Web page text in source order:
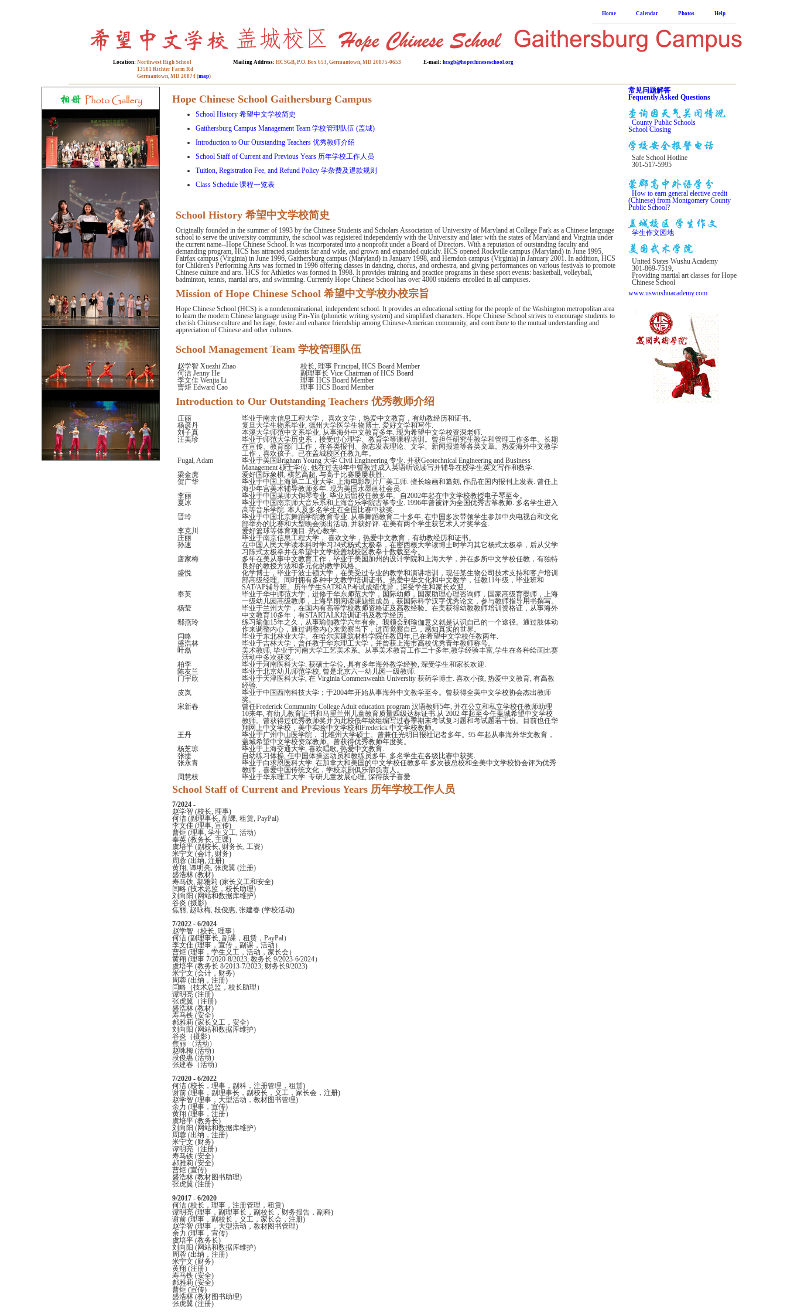
Home Calendar Photos Help
Location: Northwest High School
13501 Richter Farm Rd
Germantown, MD 20874 (map)
Mailing Address: HCSGB, P.O. Box 653, Germantown, MD 20875-0653 E-mail: hcsgb@hopechineseschool.org
Hope Chinese School Gaithersburg Campus
School History 希望中文学校简史
Gaithersburg Campus Management Team 学校管理队伍 (盖城)
Introduction to Our Outstanding Teachers 优秀教师介绍
School Staff of Current and Previous Years 历年学校工作人员
Tuition, Registration Fee, and Refund Policy 学杂费及退款规则
Class Schedule 课程一览表
School History 希望中文学校简史
Originally founded in the summer of 1993 by the Chinese Students and Scholars Association of University of Maryland at College Park as a Chinese language
school to serve the university community, the school was registered independently with the University and later with the states of Maryland and Virginia under
the current name--Hope Chinese School. It was incorporated into a nonprofit under a Board of Directors. With a reputation of outstanding faculty and
demanding program, HCS has attracted students far and wide, and grown and expanded quickly. HCS opened Rockville campus (Maryland) in June 1995,
Fairfax campus (Virginia) in June 1996, Gaithersburg campus (Maryland) in January 1998, and Herndon campus (Virginia) in January 2001. In addition, HCS
for Children's Performing Arts was formed in 1996 offering classes in dancing, chorus, and orchestra, and giving performances on various festivals to promote
Chinese culture and arts. HCS for Athletics was formed in 1998. It provides training and practice programs in these sport events: basketball, volleyball,
badminton, tennis, martial arts, and swimming. Currently Hope Chinese School has over 4000 students enrolled in all campuses.
Mission of Hope Chinese School 希望中文学校办校宗旨
Hope Chinese School (HCS) is a nondenominational, independent school. It provides an educational setting for the people of the Washington metropolitan area
to learn the modern Chinese language using Pin-Yin (phonetic writing system) and simplified characters. Hope Chinese School strives to encourage students to
cherish Chinese culture and heritage, foster and enhance friendship among Chinese-American community, and contribute to the mutual understanding and
appreciation of Chinese and other cultures.
School Management Team 学校管理队伍
赵学智 Xuezhi Zhao
校长, 理事 Principal, HCS Board Member
何洁 Jenny He
副理事长 Vice Chairman of HCS Board
李文佳 Wenjia Li
理事 HCS Board Member
曹炬 Edward Cao
理事 HCS Board Member
Introduction to Our Outstanding Teachers 优秀教师介绍
庄丽
毕业于南京信息工程大学， 喜欢文学，热爱中文教育，有幼教经历和证书。
杨彦丹
复旦大学生物系毕业, 德州大学医学生物博士. 爱好文学和写作.
刘子真
本溪大学师范中文系毕业, 从事海外中文教育多年. 现为希望中文学校资深老师.
汪美珍
毕业于师范大学历史系，接受过心理学、教育学等课程培训。曾担任研究生教学和管理工作多年。长期
在宣传、教育部门工作，在各类报刊、杂志发表理论、文学、新闻报道等各类文章。热爱海外中文教学
工作，喜欢孩子。已在盖城校区任教九年。
Fugal, Adam
毕业于美国Brigham Young 大学 Civil Engineering 专业. 并获Geotechnical Engineering and Business
Management 硕士学位. 他在过去8年中曾教过成人英语听说读写并辅导在校学生英文写作和数学.
梁金虎
爱好国际象棋, 棋艺高超, 与高手比赛屡屡获胜.
贺广华
毕业于中国上海第二工业大学. 上海电影制片厂美工师. 擅长绘画和纂刻, 作品在国内报刊上发表. 曾任上
海少年宫美术辅导教师多年. 现为美国水墨画社会员.
李丽
毕业于中国某师大钢琴专业. 毕业后留校任教多年。自2002年起在中文学校教授电子琴至今。
夏冰
毕业于中国南京师大音乐系和上海音乐学院古筝专业. 1996年曾被评为全国优秀古筝教师. 多名学生进入
高等音乐学院. 本人及多名学生在全国比赛中获奖.
晋玲
毕业于中国北京舞蹈学院教育专业. 从事舞蹈教育二十多年. 在中国多次带领学生参加中央电视台和文化
部举办的比赛和大型晚会演出活动, 并获好评. 在美有两个学生获艺术人才奖学金.
李克川
爱好篮球等体育项目. 热心教学.
庄丽
毕业于南京信息工程大学， 喜欢文学，热爱中文教育，有幼教经历和证书。
孙速
在中国人民大学读本科时学习24式杨式太极拳，在密西根大学读博士时学习其它杨式太极拳，后从父学
习陈式太极拳并在希望中文学校盖城校区教拳十数载至今。
唐家梅
多年在美从事中文教育工作，毕业于美国加州的设计学院和上海大学，并在多所中文学校任教，有独特
良好的教授方法和多元化的教学风格。
盛悦
化学博士，毕业于波士顿大学，在美受过专业的教学和演讲培训，现任某生物公司技术支持和客户培训
部高级经理。同时拥有多种中文教学培训证书。热爱中华文化和中文教学，任教11年级，毕业班和
SAT/AP辅导班。历年学生SAT和AP考试成绩优异，深受学生和家长欢迎。
奉英
毕业于华中师范大学，进修于华东师范大学，国际幼师，国家助理心理咨询师，国家高级育婴师，上海
一级幼儿园高级教师，上海早期阅读课题组成员，获国际科学汉字优秀论文，参与教师指导用书撰写。
杨莹
毕业于兰州大学，在国内有高等学校教师资格证及高教经验。在美获得幼教教师培训资格证，从事海外
中文教育10多年，有STARTALK培训证书及教学经历。
郗燕玲
练习瑜伽15年之久，从事瑜伽教学六年有余。我领会到瑜伽意义就是认识自己的一个途径。通过肢体动
作来调整内心，通过调整内心来觉察当下，进而觉察自己，感知真实的世界。
闫略
毕业于东北林业大学。在哈尔滨建筑材料学院任教四年,已在希望中文学校任教两年.
盛浩林
毕业于吉林大学，曾任教于华东理工大学，并曾获上海市高校优秀青年教师称号。
叶磊
美术教师, 毕业于河南大学工艺美术系。从事美术教育工作二十多年,教学经验丰富,学生在各种绘画比赛
活动中多次获奖。
柏李
毕业于河南医科大学. 获硕士学位, 具有多年海外教学经验, 深受学生和家长欢迎.
陈友兰
毕业于北京幼儿师范学校, 曾是北京六一幼儿园一级教师.
门宇欣
毕业于天津医科大学, 在 Virginia Commenwealth University 获药学博士. 喜欢小孩, 热爱中文教育, 有高教
经验.
皮岚
毕业于中国西南科技大学；于2004年开始从事海外中文教学至今。曾获得全美中文学校协会杰出教师
奖。
宋新春
曾任Frederick Community College Adult education program 汉语教师5年, 并在公立和私立学校任教师助理
10来年, 有幼儿教育证书和马里兰州儿童教育质量四级达标证书.从 2002 年起至今任盖城希望中文学校
教师。曾获得过优秀教师奖并为此校低年级组编写过春季期末考试复习题和考试题若干份。目前也任华
翔网上中文学校，美中实验中文学校和Frederick 中文学校教师。
王丹
毕业于广州中山医学院， 北维州大学硕士。曾兼任光明日报社记者多年。95 年起从事海外华文教育，
盖城希望中文学校资深教师。曾获得优秀教师年度奖。
杨芝琼
毕业于上海交通大学, 喜欢唱歌, 热爱中文教育.
张捷
自幼练习体操, 任中国体操运动员和教练员多年. 多名学生在各级比赛中获奖.
张永青
毕业于白求恩医科大学. 在加拿大和美国的中文学校任教多年.多次被总校和全美中文学校协会评为优秀
教师，喜爱中国传统文化，学校京剧俱乐部负责人。
周慧枝
毕业于华东理工大学. 专研儿童发展心理, 深得孩子喜爱.
School Staff of Current and Previous Years 历年学校工作人员
7/2024 -
赵学智 (校长, 理事)
何洁 (副理事长, 副课, 租赁, PayPal)
李文佳 (理事, 宣传)
曹炬 (理事, 学生义工, 活动)
奉英 (教务长, 主课)
虞培平 (副校长, 财务长, 工资)
米宁文 (会计, 财务)
周蓉 (出纳, 注册)
黄翔, 谭明亮, 张虎翼 (注册)
盛浩林 (教材)
寿马铁, 郝雅莉 (家长义工和安全)
闫略 (技术总监，校长助理)
刘向阳 (网站和数据库维护)
谷炎 (摄影)
焦丽, 赵咏梅, 段俊惠, 张建春 (学校活动)
7/2022 - 6/2024
赵学智（校长, 理事）
何洁 (副理事长, 副课，租赁，PayPal）
李文佳 (理事，宣传，副课，活动）
曹炬 (理事，学生义工，活动，家长会）
黄翔 (理事 7/2020-8/2023; 教务长 9/2023-6/2024）
虞培平 (教务长 8/2013-7/2023; 财务长9/2023)
米宁文 (会计，财务)
周蓉 (出纳，注册)
闫略（技术总监，校长助理）
谭明亮 (注册)
张虎翼（注册)
盛浩林 (教材)
寿马铁 (安全)
郝雅莉 (家长义工，安全)
刘向阳 (网站和数据库维护)
谷炎（摄影）
焦丽 （活动）
赵咏梅 (活动）
段俊惠 (活动）
张建春（活动）
7/2020 - 6/2022
何洁 (校长，理事，副科，注册管理，租赁)
谢前 (理事，副理事长，副校长，义工，家长会，注册)
赵学智 (理事，大型活动，教材图书管理)
余力 (理事，宣传)
黄翔 (理事，注册）
虞培平 (教务长)
刘向阳 (网站和数据库维护)
周蓉 (出纳，注册)
米宁文 (财务)
谭明亮（注册）
寿马铁 (安全)
郝雅莉 (安全)
曹炬 (宣传)
盛浩林 (教材图书助理)
张虎翼 (注册)
9/2017 - 6/2020
何洁 (校长，理事，注册管理，租赁)
谭明亮 (理事，副理事长，副校长，财务报告，副科)
谢前 (理事，副校长，义工，家长会，注册)
赵学智 (理事，大型活动，教材图书管理)
余力 (理事，宣传)
虞培平 (教务长)
刘向阳 (网站和数据库维护)
周蓉 (出纳，注册)
米宁文 (财务)
黄翔 (注册）
寿马铁 (安全)
郝雅莉 (安全)
曹炬 (宣传)
盛浩林 (教材图书助理)
张虎翼 (注册)
常见问题解答
Fequently Asked Questions
County Public Schools
School Closing
Safe School Hotline
301-517-5995
How to earn general elective credit
(Chinese) from Montgomery County
Public School?
学生作文园地
United States Wushu Academy
301-869-7519,
Providing martial art classes for Hope
Chinese School
www.uswushuacademy.com